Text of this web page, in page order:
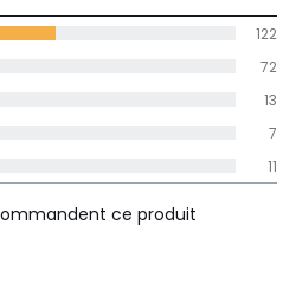
des avis
toutes les
72
11
7
13
72
122
ce produit